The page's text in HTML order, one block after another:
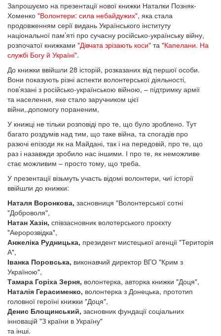
Запрошуємо на презентації нової книжки Наталки Позняк-
Хоменко "Волонтери: сила небайдужих", яка стала
продовженням серії видань Українського інституту
національної пам’яті про сучасну російсько-українську війну,
розпочатої книжками "Дівчата зрізають коси" та "Капелани. На
службі Богу й Україні".
До книжки ввійшли 28 історій, розказаних від першої особи.
Вони показують різні аспекти волонтерської діяльності,
пов’язані з російсько-українською війною, – підтримку армії
та населення, яке стало заручником цієї
війни,.допомогу пораненим,
У книжці не тільки розповіді про те, що було зроблено. Тут
багато роздумів над тим, що таке війна, та спогадів про
разючі епізоди як на Майдані, так і на передовій, про те, що
раз і назавжди зробило нас іншими. І про те, як неможливе
стає можливим – просто тому, що треба.
У презентації візьмуть участь відомі волонтери, чиї історії
ввійшли до книжки:
Наталя Воронкова, засновниця "Волонтерської сотні
"Доброволя",
Натан Хазін, співзасновник волотерського проєкту
"Аеророзвідка",
Анжеліка Рудницька, президент мистецької агенції "Територія
А",
Іванка Поровська, виконавчий директор ВГО "Крим з
Україною",
Тамара Горіха Зерня, волонтерка, авторка книжки "Доця",
Наталія Герасименко, волонтерка з Донецька, прототип
головної героїні книжки "Доця",
Денис Блощинський, засновник фундації соціальних
інновацій "З країни в Україну"
та інші.